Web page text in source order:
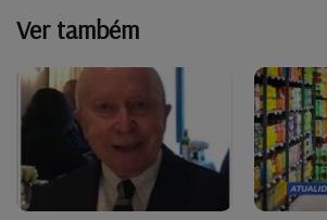
Ver também